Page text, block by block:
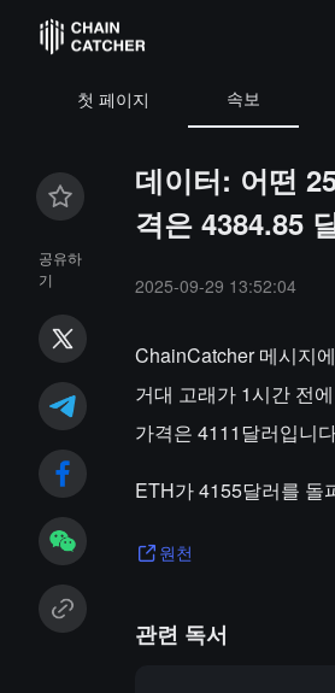
첫 페이지 속보
공유하
기
데이터: 어떤
격은 4384.85
2025-09-29 13:52:04
ChainCatcher 메시지
거대 고래가 1시간 전
가격은 4111달러입니
ETH가 4155달러를 돌
원천
관련 독서